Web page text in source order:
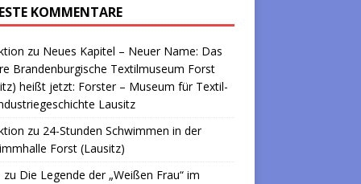
KOMMENTARE
zu Neues Kapitel – Neuer Name: Das
Brandenburgische Textilmuseum Forst
heißt jetzt: Forster – Museum für Textil-
Lausitz
zu 24-Stunden Schwimmen in der
Forst (Lausitz)
zu Die Legende der „Weißen Frau“ im